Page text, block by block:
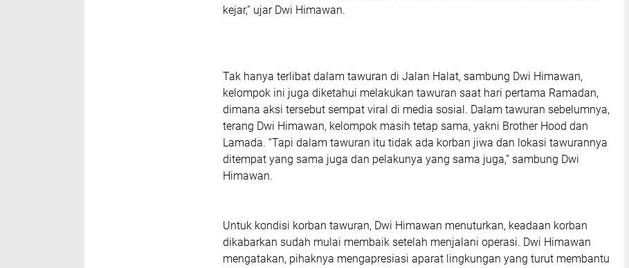
kejar,” ujar Dwi Himawan.
Tak hanya terlibat dalam tawuran di Jalan Halat, sambung Dwi Himawan,
kelompok ini juga diketahui melakukan tawuran saat hari pertama Ramadan,
dimana aksi tersebut sempat viral di media sosial. Dalam tawuran sebelumnya,
terang Dwi Himawan, kelompok masih tetap sama, yakni Brother Hood dan
Lamada. “Tapi dalam tawuran itu tidak ada korban jiwa dan lokasi tawurannya
ditempat yang sama juga dan pelakunya yang sama juga,” sambung Dwi
Himawan.
Untuk kondisi korban tawuran, Dwi Himawan menuturkan, keadaan korban
dikabarkan sudah mulai membaik setelah menjalani operasi. Dwi Himawan
mengatakan, pihaknya mengapresiasi aparat lingkungan yang turut membantu